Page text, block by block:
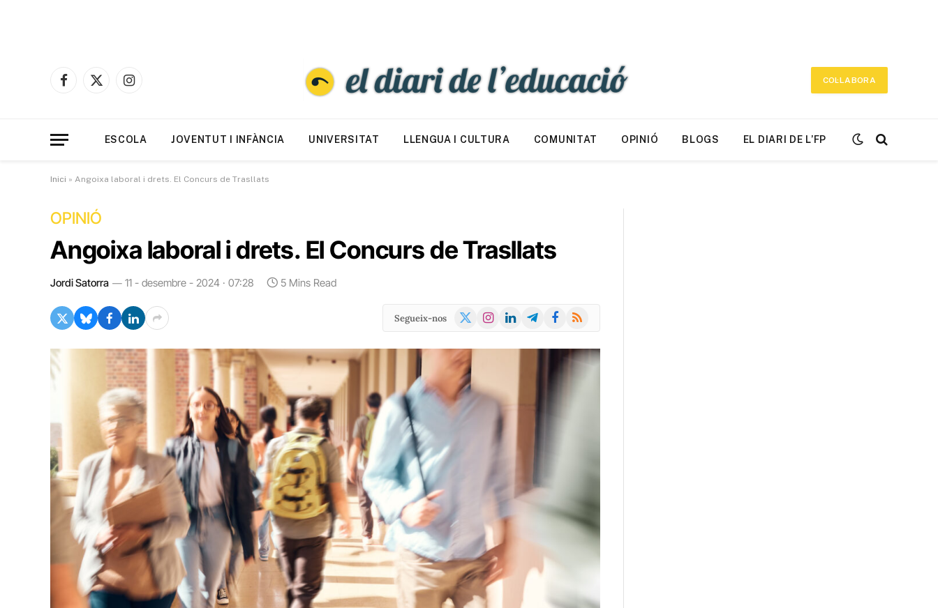
Facebook
X
Instagram
COL·LABORA
ESCOLA JOVENTUT I INFÀNCIA UNIVERSITAT LLENGUA I CULTURA COMUNITAT OPINIÓ BLOGS EL DIARI DE L’FP
Inici » Angoixa laboral i drets. El Concurs de Trasllats
OPINIÓ
Angoixa laboral i drets. El Concurs de Trasllats
Jordi Satorra 11 - desembre - 2024 · 07:28 5 Mins Read
Segueix-nos
X
Instagram
LinkedInTelegramFacebook
RSS